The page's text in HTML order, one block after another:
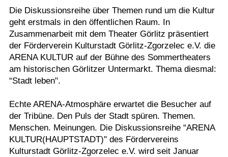
Kostenlos
Die Diskussionsreihe über Themen rund um die Kultur
geht erstmals in den öffentlichen Raum. In
Zusammenarbeit mit dem Theater Görlitz präsentiert
der Förderverein Kulturstadt Görlitz-Zgorzelec e.V. die
ARENA KULTUR auf der Bühne des Sommertheaters
am historischen Görlitzer Untermarkt. Thema diesmal:
“Stadt leben".
Echte ARENA-Atmosphäre erwartet die Besucher auf
der Tribüne. Den Puls der Stadt spüren. Themen.
Menschen. Meinungen. Die Diskussionsreihe “ARENA
KULTUR(HAUPTSTADT)" des Fördervereins
Kulturstadt Görlitz-Zgorzelec e.V. wird seit Januar